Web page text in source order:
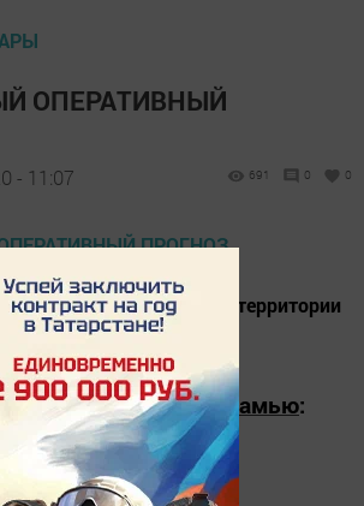
ОПЕРАТИВНЫЙ
- 11:07 691 0 0
ситуаций на территории
на 28 мая 2020 года
и Западному Предкамью:
5-10 м/с.